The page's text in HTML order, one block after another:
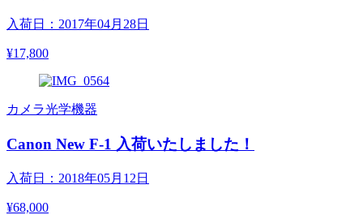
入荷日：2017年04月28日
¥17,800
カメラ光学機器
Canon New F-1 入荷いたしました！
入荷日：2018年05月12日
¥68,000